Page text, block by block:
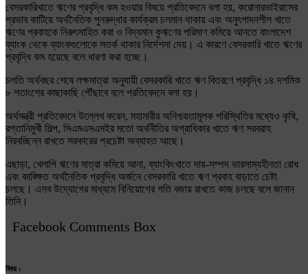
বেসরকারিখাতে ঋণের প্রবৃদ্ধি কম হওয়ার বিষয়ে প্রতিবেদনে বলা হয়, করোনারভাইরাসের
প্রভাব কাটিয়ে অর্থনৈতিক পুনরুদ্ধার কার্যক্রম চলমান থাকায় এবং অনুৎপাদনশীল খাতে
ঋণের প্রবাহকে নিরুৎসাহিত করা ও বিদ্যমান কুঋণের পরিমাণ কমিয়ে আনতে বাংলাদেশ
ব্যাংক থেকে ব্যাংকগুলোকে সতর্ক থাকার নির্দেশনা দেয়। এ কারণে বেসরকারি খাতে ঋণের
প্রবৃদ্ধি কম হয়েছে বলে ধারণা করা হচ্ছে।
চলতি অর্থবছর শেষে লক্ষমাত্রা অনুযায়ী বেসরকারি খাতে ঋণ বিতরণে প্রবৃদ্ধি ১৪ দশমিক
৮ শতাংশের কাছাকাছি পৌঁছাবে বলে প্রতিবেদনে বলা হয়।
অর্থমন্ত্রী প্রতিবেদনে উল্লেখ করেন, মহামারীর অনিশ্চয়তামূলক পরিস্থিতির মধ্যেও কৃষি,
রপ্তানিমুখী শিল্প, সিএমএসএমইর মতো অর্থনীতির অগ্রাধিকার খাতে ঋণ সরবরাহ
নিরবচ্ছিন্ন রাখতে সরকারের প্রচেষ্টা অব্যাহত আছে।
এছাড়া, খেলাপি ঋণের মাত্রা কমিয়ে আনা, ব্যাংকিংখাতে দায়-সম্পদ ভারসাম্যহীনতা রোধ
এবং কাঙ্ক্ষিত অর্থনৈতিক প্রবৃদ্ধি অর্জনে বেসরকারি খাতে ঋণ প্রবাহ বাড়াতে চেষ্টা
চলছে। এসব উদ্যোগের মাধ্যমে বিনিয়োগের গতি বজায় রাখতে কাজ চলছে বলে জানান
তিনি।
Facebook Comments Box
বিষয় :